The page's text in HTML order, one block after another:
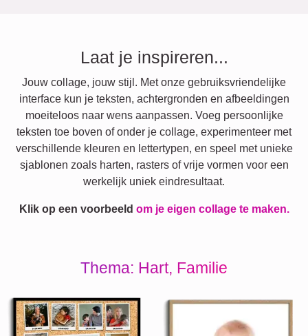
Laat je inspireren...
Jouw collage, jouw stijl. Met onze gebruiksvriendelijke
interface kun je teksten, achtergronden en afbeeldingen
moeiteloos naar wens aanpassen. Voeg persoonlijke
teksten toe boven of onder je collage, experimenteer met
verschillende kleuren en lettertypen, en speel met unieke
sjablonen zoals harten, rasters of vrije vormen voor een
werkelijk uniek eindresultaat.
Klik op een voorbeeld om je eigen collage te maken.
Thema: Hart, Familie